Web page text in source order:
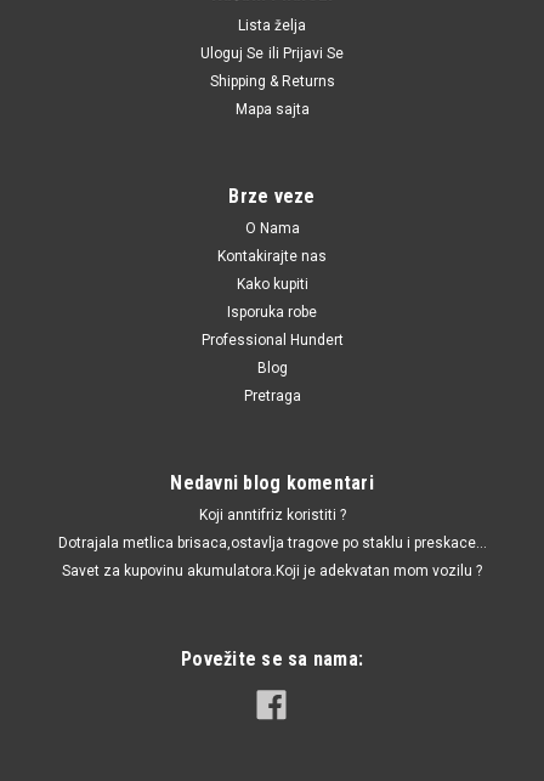
Lista želja
Uloguj Se ili Prijavi Se
Shipping & Returns
Mapa sajta
Brze veze
O Nama
Kontakirajte nas
Kako kupiti
Isporuka robe
Professional Hundert
Blog
Pretraga
Nedavni blog komentari
Koji anntifriz koristiti ?
Dotrajala metlica brisaca,ostavlja tragove po staklu i preskace...
Savet za kupovinu akumulatora.Koji je adekvatan mom vozilu ?
Povežite se sa nama: